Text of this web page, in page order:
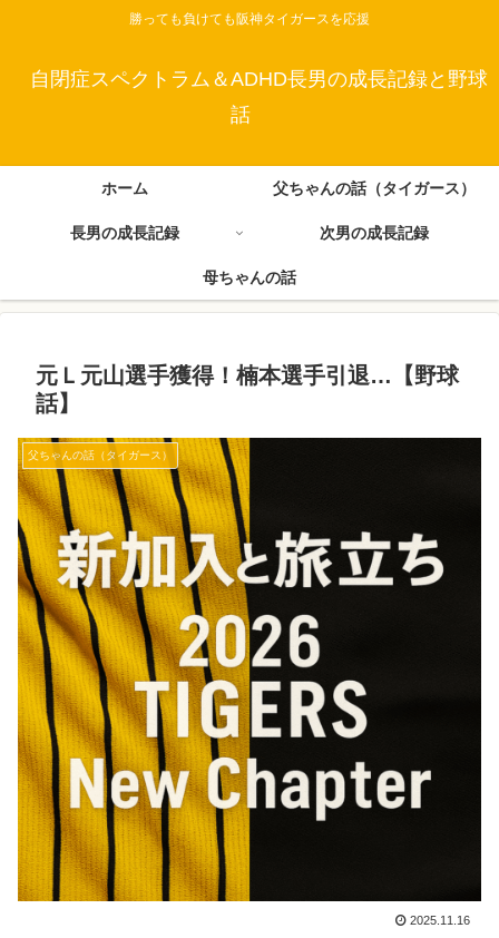
勝っても負けても阪神タイガースを応援
自閉症スペクトラム＆ADHD長男の成長記録と野球
話
ホーム 父ちゃんの話（タイガース）
長男の成長記録 次男の成長記録
母ちゃんの話
元Ｌ元山選手獲得！楠本選手引退…【野球
話】
父ちゃんの話（タイガース）
2025.11.16